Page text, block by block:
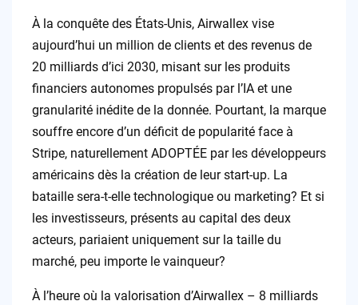
À la conquête des États-Unis, Airwallex vise
aujourd’hui un million de clients et des revenus de
20 milliards d’ici 2030, misant sur les produits
financiers autonomes propulsés par l’IA et une
granularité inédite de la donnée. Pourtant, la marque
souffre encore d’un déficit de popularité face à
Stripe, naturellement ADOPTÉE par les développeurs
américains dès la création de leur start-up. La
bataille sera-t-elle technologique ou marketing? Et si
les investisseurs, présents au capital des deux
acteurs, pariaient uniquement sur la taille du
marché, peu importe le vainqueur?
À l’heure où la valorisation d’Airwallex – 8 milliards